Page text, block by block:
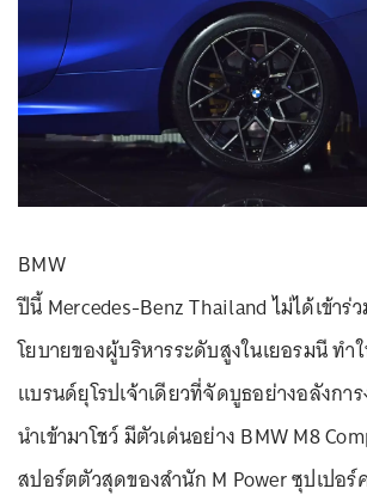
BMW
ปีนี้ Mercedes-Benz Thailand ไม่ได้เข้าร่
โยบายของผู้บริหารระดับสูงในเยอรมนี ทำ
แบรนด์ยุโรปเจ้าเดียวที่จัดบูธอย่างอลังกา
นำเข้ามาโชว์ มีตัวเด่นอย่าง BMW M8
สปอร์ตตัวสุดของสำนัก M Power ซุปเปอ